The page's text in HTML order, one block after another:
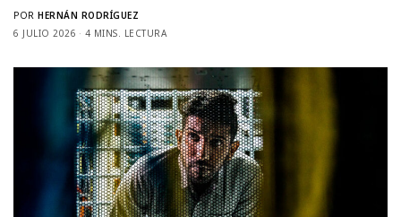
POR HERNÁN RODRÍGUEZ
6 JULIO 2026
4 MINS. LECTURA